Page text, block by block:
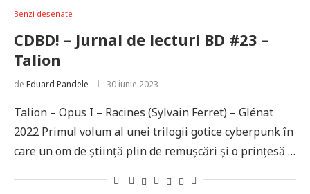
Benzi desenate
CDBD! – Jurnal de lecturi BD #23 –
Talion
de Eduard Pandele 30 iunie 2023
Talion – Opus I – Racines (Sylvain Ferret) – Glénat
2022 Primul volum al unei trilogii gotice cyberpunk în
care un om de știință plin de remușcări și o prințesă …